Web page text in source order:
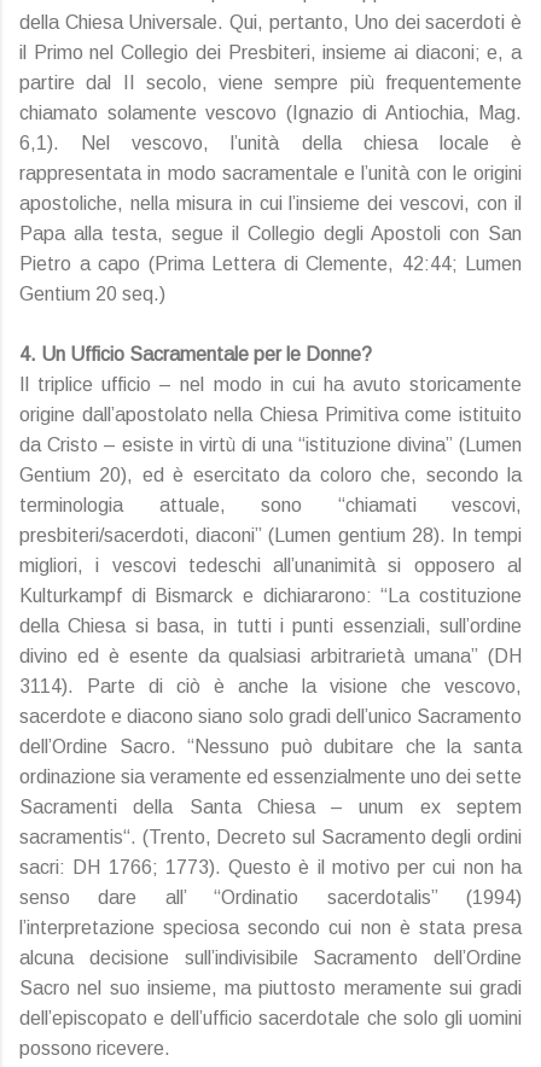
della Chiesa Universale. Qui, pertanto, Uno dei sacerdoti è
il Primo nel Collegio dei Presbiteri, insieme ai diaconi; e, a
partire dal II secolo, viene sempre più frequentemente
chiamato solamente vescovo (Ignazio di Antiochia, Mag.
6,1). Nel vescovo, l’unità della chiesa locale è
rappresentata in modo sacramentale e l’unità con le origini
apostoliche, nella misura in cui l’insieme dei vescovi, con il
Papa alla testa, segue il Collegio degli Apostoli con San
Pietro a capo (Prima Lettera di Clemente, 42:44; Lumen
Gentium 20 seq.)
4. Un Ufficio Sacramentale per le Donne?
Il triplice ufficio – nel modo in cui ha avuto storicamente
origine dall’apostolato nella Chiesa Primitiva come istituito
da Cristo – esiste in virtù di una “istituzione divina” (Lumen
Gentium 20), ed è esercitato da coloro che, secondo la
terminologia attuale, sono “chiamati vescovi,
presbiteri/sacerdoti, diaconi” (Lumen gentium 28). In tempi
migliori, i vescovi tedeschi all’unanimità si opposero al
Kulturkampf di Bismarck e dichiararono: “La costituzione
della Chiesa si basa, in tutti i punti essenziali, sull’ordine
divino ed è esente da qualsiasi arbitrarietà umana” (DH
3114). Parte di ciò è anche la visione che vescovo,
sacerdote e diacono siano solo gradi dell’unico Sacramento
dell’Ordine Sacro. “Nessuno può dubitare che la santa
ordinazione sia veramente ed essenzialmente uno dei sette
Sacramenti della Santa Chiesa – unum ex septem
sacramentis“. (Trento, Decreto sul Sacramento degli ordini
sacri: DH 1766; 1773). Questo è il motivo per cui non ha
senso dare all’ “Ordinatio sacerdotalis” (1994)
l’interpretazione speciosa secondo cui non è stata presa
alcuna decisione sull’indivisibile Sacramento dell’Ordine
Sacro nel suo insieme, ma piuttosto meramente sui gradi
dell’episcopato e dell’ufficio sacerdotale che solo gli uomini
possono ricevere.